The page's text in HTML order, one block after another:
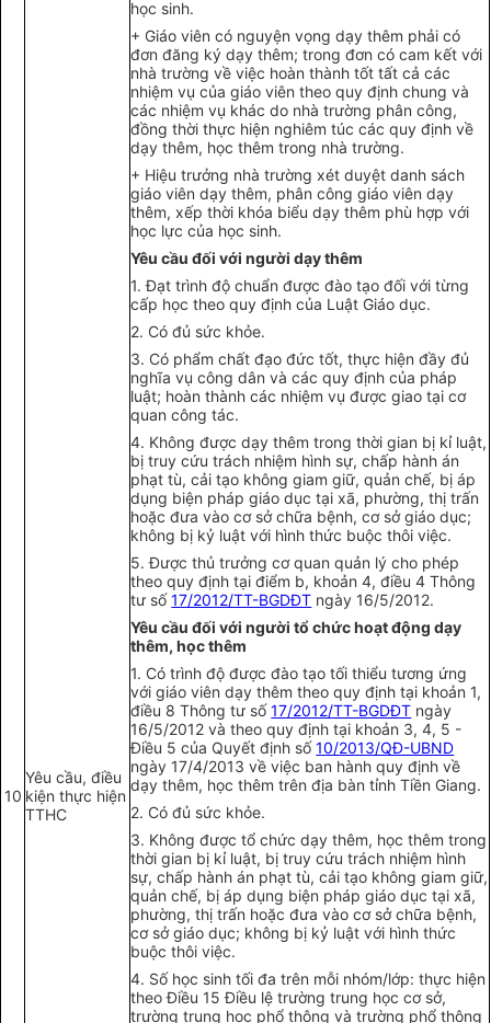
10
Yêu cầu, điều
kiện thực hiện
TTHC
học sinh.
+ Giáo viên có nguyện vọng dạy thêm phải có
đơn đăng ký dạy thêm; trong đơn có cam kết với
nhà trường về việc hoàn thành tốt tất cả các
nhiệm vụ của giáo viên theo quy định chung và
các nhiệm vụ khác do nhà trường phân công,
đồng thời thực hiện nghiêm túc các quy định về
dạy thêm, học thêm trong nhà trường.
+ Hiệu trưởng nhà trường xét duyệt danh sách
giáo viên dạy thêm, phân công giáo viên dạy
thêm, xếp thời khóa biểu dạy thêm phù hợp với
học lực của học sinh.
Yêu cầu đối với người dạy thêm
1.Đạt trình độ chuẩn được đào tạo đối với từng
cấp học theo quy định của Luật Giáo dục.
2. Có đủ sức khỏe.
3. Có phẩm chất đạo đức tốt, thực hiện đầy đủ
nghĩa vụ công dân và các quy định của pháp
luật; hoàn thành các nhiệm vụ được giao tại cơ
quan công tác.
4. Không được dạy thêm trong thời gian bị kỉ luật,
bị truy cứu trách nhiệm hình sự, chấp hành án
phạt tù, cải tạo không giam giữ, quản chế, bị áp
dụng biện pháp giáo dục tại xã, phường, thị trấn
hoặc đưa vào cơ sở chữa bệnh, cơ sở giáo dục;
không bị kỷ luật với hình thức buộc thôi việc.
5.Được thủ trưởng cơ quan quản lý cho phép
theo quy định tại điểm b, khoản 4, điều 4 Thông
tư số 17/2012/TT-BGDĐT ngày 16/5/2012.
Yêu cầu đối với người tổ chức hoạt động dạy
thêm, học thêm
1. Có trình độ được đào tạo tối thiểu tương ứng
với giáo viên dạy thêm theo quy định tại khoản 1,
điều 8 Thông tư số 17/2012/TT-BGDĐT ngày
16/5/2012 và theo quy định tại khoản 3, 4, 5 -
Điều 5 của Quyết định số10/2013/QĐ-UBND
ngày 17/4/2013 về việc ban hành quy định về
dạy thêm, học thêm trên địa bàn tỉnh Tiền Giang.
2. Có đủ sức khỏe.
3. Không được tổ chức dạy thêm, học thêm trong
thời gian bị kỉ luật, bị truy cứu trách nhiệm hình
sự, chấp hành án phạt tù, cải tạo không giam giữ,
quản chế, bị áp dụng biện pháp giáo dục tại xã,
phường, thị trấn hoặc đưa vào cơ sở chữa bệnh,
cơ sở giáo dục; không bị kỷ luật với hình thức
buộc thôi việc.
4. Số học sinh tối đa trên mỗi nhóm/lớp: thực hiện
theo Điều 15 Điều lệ trường trung học cơ sở,
trường trung học phổ thông và trường phổ thông